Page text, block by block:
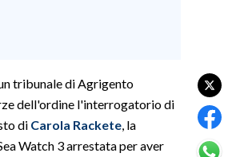
tribunale di Agrigento
dell'ordine l'interrogatorio di
di Carola Rackete , la
Watch 3 arrestata per aver